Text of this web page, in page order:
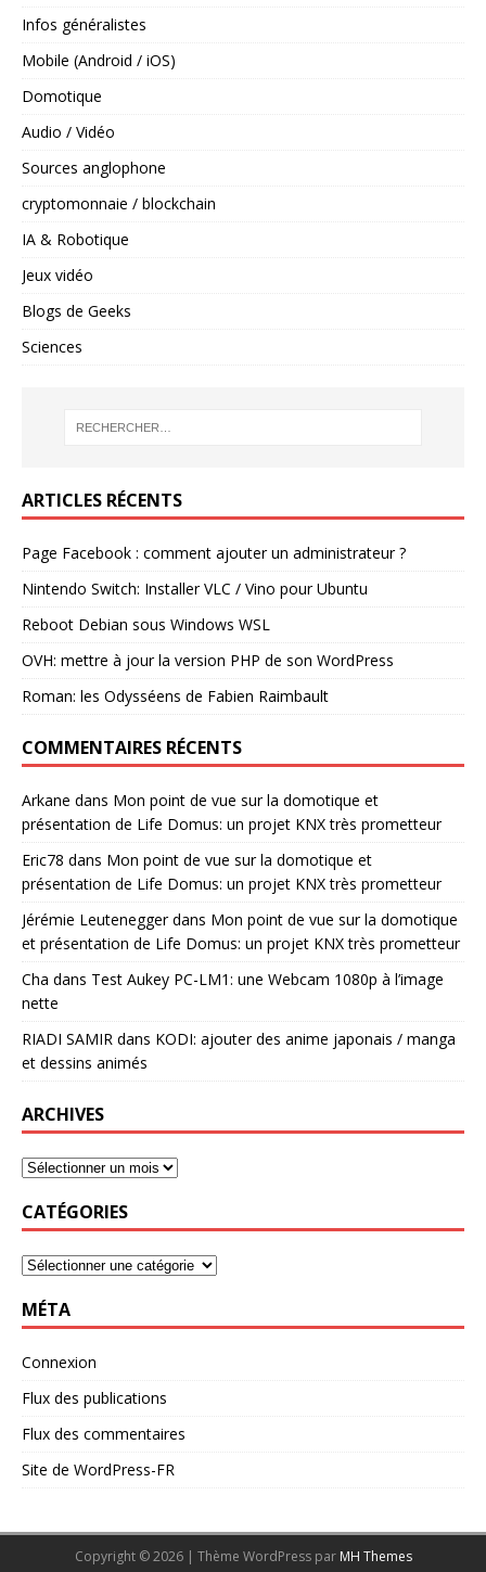
Infos généralistes
Mobile (Android / iOS)
Domotique
Audio / Vidéo
Sources anglophone
cryptomonnaie / blockchain
IA & Robotique
Jeux vidéo
Blogs de Geeks
Sciences
ARTICLES RÉCENTS
Page Facebook : comment ajouter un administrateur ?
Nintendo Switch: Installer VLC / Vino pour Ubuntu
Reboot Debian sous Windows WSL
OVH: mettre à jour la version PHP de son WordPress
Roman: les Odysséens de Fabien Raimbault
COMMENTAIRES RÉCENTS
Arkane dans Mon point de vue sur la domotique et
présentation de Life Domus: un projet KNX très prometteur
Eric78 dans Mon point de vue sur la domotique et
présentation de Life Domus: un projet KNX très prometteur
Jérémie Leuteneggerdans Mon point de vue sur la domotique
et présentation de Life Domus: un projet KNX très prometteur
Cha dans Test Aukey PC-LM1: une Webcam 1080p à l’image
nette
RIADI SAMIR dans KODI: ajouter des anime japonais / manga
et dessins animés
ARCHIVES
CATÉGORIES
MÉTA
Connexion
Flux des publications
Flux des commentaires
Site de WordPress-FR
Copyright © 2026 | Thème WordPress par MH Themes